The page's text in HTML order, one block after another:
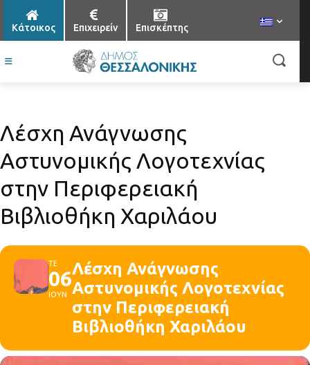
Κάτοικος Επιχειρείν Επισκέπτης
Λέσχη Ανάγνωσης
Αστυνομικής Λογοτεχνίας
στην Περιφερειακή
Βιβλιοθήκη Χαριλάου
ΤΕ
06
ΙΟΥΝ
Λέσχη Ανάγνωσης
Αστυνομικής Λογοτεχνίας
στην Περιφερειακή
Βιβλιοθήκη Χαριλάου